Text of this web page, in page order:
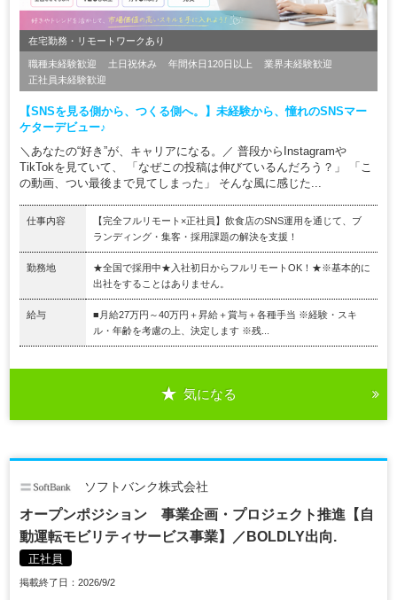
在宅勤務・リモートワークあり
職種未経験歓迎 土日祝休み 年間休日120日以上
業界未経験歓迎
正社員未経験歓迎
【SNSを見る側から、つくる側へ。】未経験から、憧れのSNSマー
ケターデビュー♪
＼あなたの“好き”が、キャリアになる。／ 普段からInstagramや
TikTokを見ていて、 「なぜこの投稿は伸びているんだろう？」 「こ
の動画、つい最後まで見てしまった」 そんな風に感じた...
仕事内容
【完全フルリモート×正社員】飲食店のSNS運用を通じて、ブ
ランディング・集客・採用課題の解決を支援！
勤務地
★全国で採用中★入社初日からフルリモートOK！★※基本的に
出社をすることはありません。
給与
■月給27万円～40万円＋昇給＋賞与＋各種手当 ※経験・スキ
ル・年齢を考慮の上、決定します ※残...
気になる
ソフトバンク株式会社
オープンポジション 事業企画・プロジェクト推進【自
動運転モビリティサービス事業】／BOLDLY出向.
正社員
掲載終了日：2026/9/2